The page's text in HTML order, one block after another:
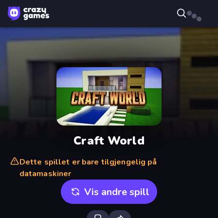
Craft World
Dette spillet er bare tilgjengelig på
datamaskiner
Vis andre spill